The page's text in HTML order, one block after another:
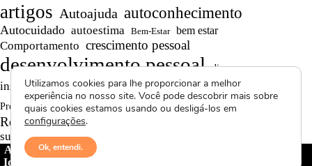
artigos Autoajuda autoconhecimento
Autocuidado autoestima Bem-Estar bem estar
Comportamento crescimento pessoal
desenvolvimento pessoal dicas
inspiração Motivação Persistência produtividade
Projetos autorais reflexão Reflexões
Reflexões de Vida
superação textos curtos
Avctoris Copyright ©
Ideias
Utilizamos cookies para lhe proporcionar a melhor
experiência no nosso site. Você pode descobrir mais sobre
quais cookies estamos usando ou desligá-los em
configurações.
Ok, entendi.